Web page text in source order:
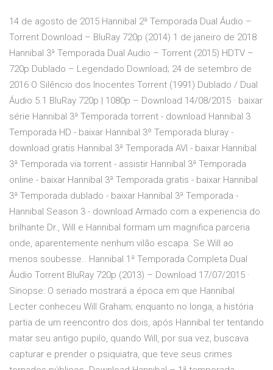
14 de agosto de 2015 Hannibal 2ª Temporada Dual Áudio –
Torrent Download – BluRay 720p (2014) 1 de janeiro de 2018
Hannibal 3ª Temporada Dual Audio – Torrent (2015) HDTV –
720p Dublado – Legendado Download; 24 de setembro de
2016 O Silêncio dos Inocentes Torrent (1991) Dublado / Dual
Áudio 5.1 BluRay 720p | 1080p – Download 14/08/2015 · baixar
série Hannibal 3ª Temporada torrent - download Hannibal 3
Temporada HD - baixar Hannibal 3º Temporada bluray -
download gratis Hannibal 3ª Temporada AVI - baixar Hannibal
3ª Temporada via torrent - assistir Hannibal 3ª Temporada
online - baixar Hannibal 3ª Temporada gratis - baixar Hannibal
3ª Temporada dublado - baixar Hannibal 3ª Temporada -
Hannibal Season 3 - download Armado com a experiencia do
brilhante Dr., Will e Hannibal formam um magnifica parceria
onde, aparentemente nenhum vilão escapa. Se Will ao
menos soubesse.. Hannibal 1ª Temporada Completa Dual
Áudio Torrent BluRay 720p (2013) – Download 17/07/2015 ·
Sinopse: O seriado mostrará a época em que Hannibal
Lecter conheceu Will Graham; enquanto no longa, a história
partia de um reencontro dos dois, após Hannibal ter tentando
matar seu antigo pupilo, quando Will, por sua vez, buscava
capturar e prender o psiquiatra, que teve seus crimes